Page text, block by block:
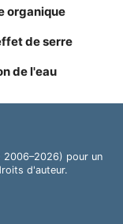
organique
de serre
de l'eau
2006–2026) pour un
d'auteur.